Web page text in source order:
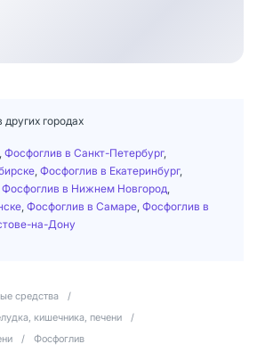
городах
Фосфоглив в Санкт-Петербург,
Фосфоглив в Екатеринбург,
Фосфоглив в Нижнем Новгород
Фосфоглив в Самаре Фосфоглив в
на-Дону
средства
/
кишечника, печени
/
/ Фосфоглив